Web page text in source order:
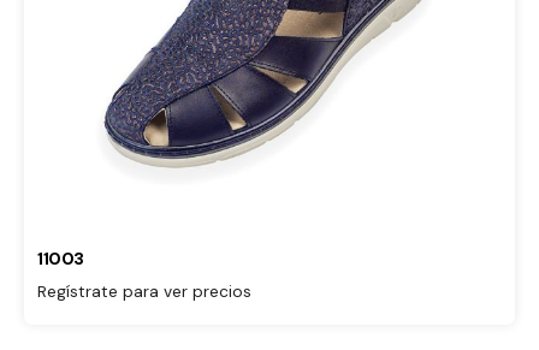
11003
Regístrate para ver precios